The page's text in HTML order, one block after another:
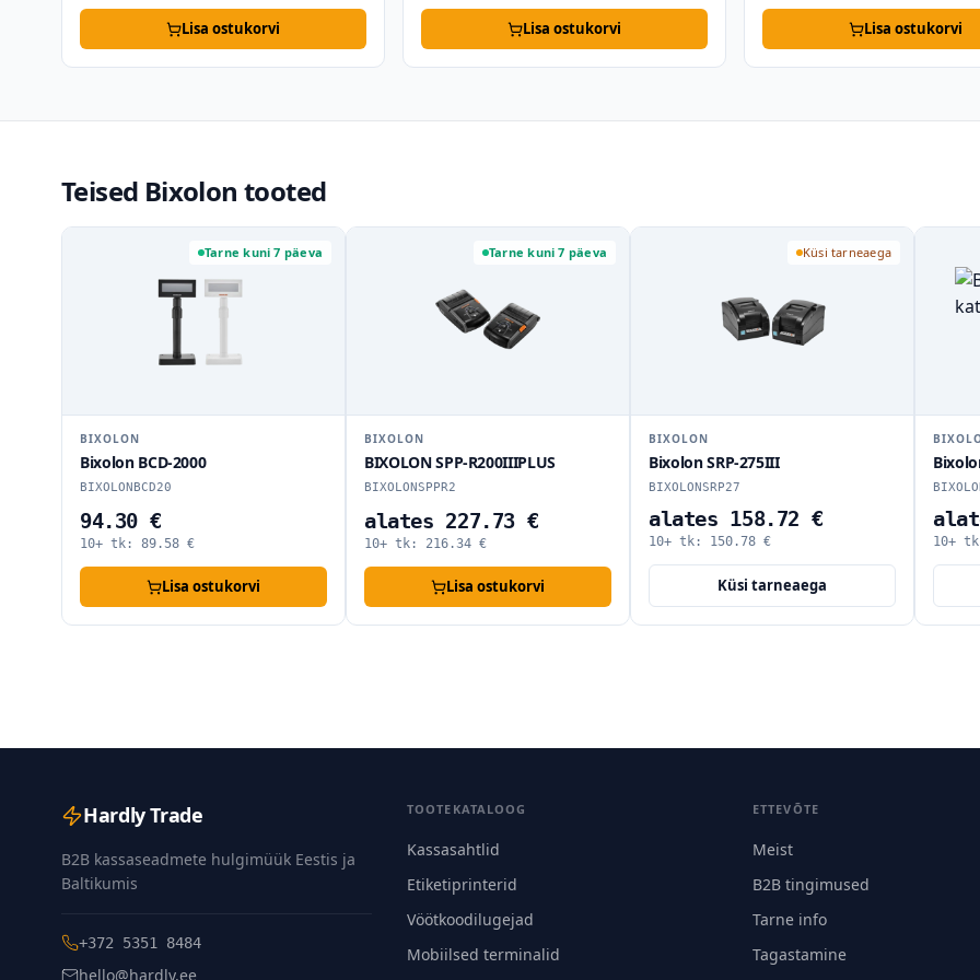
Lisa ostukorvi Lisa ostukorvi Lisa ostukorvi
Teised Bixolon tooted
Tarne kuni 7 päeva
BIXOLON
Bixolon BCD-2000
BIXOLONBCD20
94.30 €
10+ tk: 89.58 €
Lisa ostukorvi
Tarne kuni 7 päeva
BIXOLON
BIXOLON SPP-R200IIIPLUS
BIXOLONSPPR2
alates 227.73 €
10+ tk: 216.34 €
Lisa ostukorvi
Küsi tarneaega
BIXOLON
Bixolon SRP-275III
BIXOLONSRP27
alates 158.72 €
10+ tk: 150.78 €
Küsi tarneaega
10+
Hardly Trade
B2B kassaseadmete hulgimüük Eestis ja
Baltikumis
+372 5351 8484
hello@hardly.ee
TOOTEKATALOOG
Kassasahtlid
Etiketiprinterid
Vöötkoodilugejad
Mobiilsed terminalid
ETTEVÕTE
Meist
B2B tingimused
Tarne info
Tagastamine